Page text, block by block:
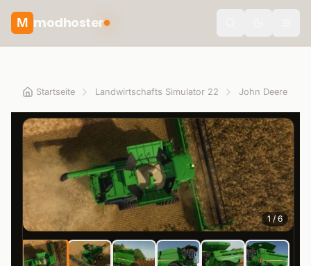
M modhoster
Startseite Landwirtschafts Simulator 22 John Deere
1 / 6